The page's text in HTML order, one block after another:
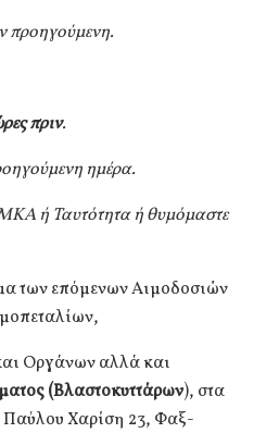
προηγούμενη.
πριν.
ημέρα.
ή Ταυτότητα ή θυμόμαστε
των επόμενων Αιμοδοσιών
Οργάνων αλλά και
(Βλαστοκυττάρων), στα
Χαρίση 23, Φαξ-